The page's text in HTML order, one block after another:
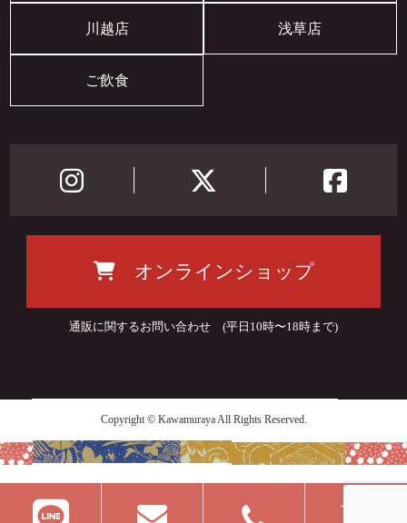
川越店 浅草店
ご飲食
オンラインショップ
通販に関するお問い合わせ (平日10時〜18時まで)
Copyright © Kawamuraya All Rights Reserved.